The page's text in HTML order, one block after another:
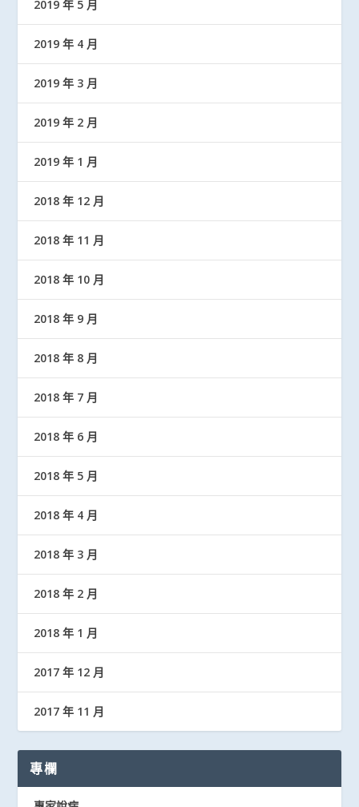
2019 年 5 月
2019 年 4 月
2019 年 3 月
2019 年 2 月
2019 年 1 月
2018 年 12 月
2018 年 11 月
2018 年 10 月
2018 年 9 月
2018 年 8 月
2018 年 7 月
2018 年 6 月
2018 年 5 月
2018 年 4 月
2018 年 3 月
2018 年 2 月
2018 年 1 月
2017 年 12 月
2017 年 11 月
專欄